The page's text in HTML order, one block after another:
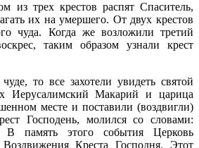
из трех крестов распят Спаситель,
их на умершего. От двух крестов
чуда. Когда же возложили третий
таким образом узнали крест
то все захотели увидеть святой
Иерусалимский Макарий и царица
месте и поставили (воздвигли)
Господень, молился со словами:
В память этого события Церковь
Воздвижения Креста Господня. Этот